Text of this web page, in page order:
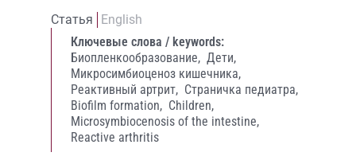
Статья
English
Ключевые слова / keywords:
Биопленкообразование, Дети,
Микросимбиоценоз кишечника,
Реактивный артрит, Страничка педиатра,
Biofilm formation, Children,
Microsymbiocenosis of the intestine,
Reactive arthritis